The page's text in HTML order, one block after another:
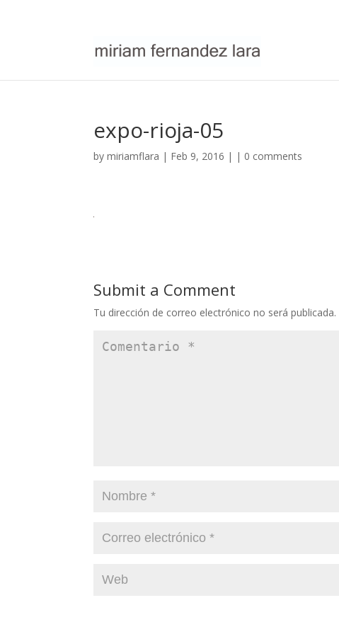
expo-rioja-05
by miriamflara | Feb 9, 2016 | | 0 comments
Submit a Comment
Tu dirección de correo electrónico no será publicada.